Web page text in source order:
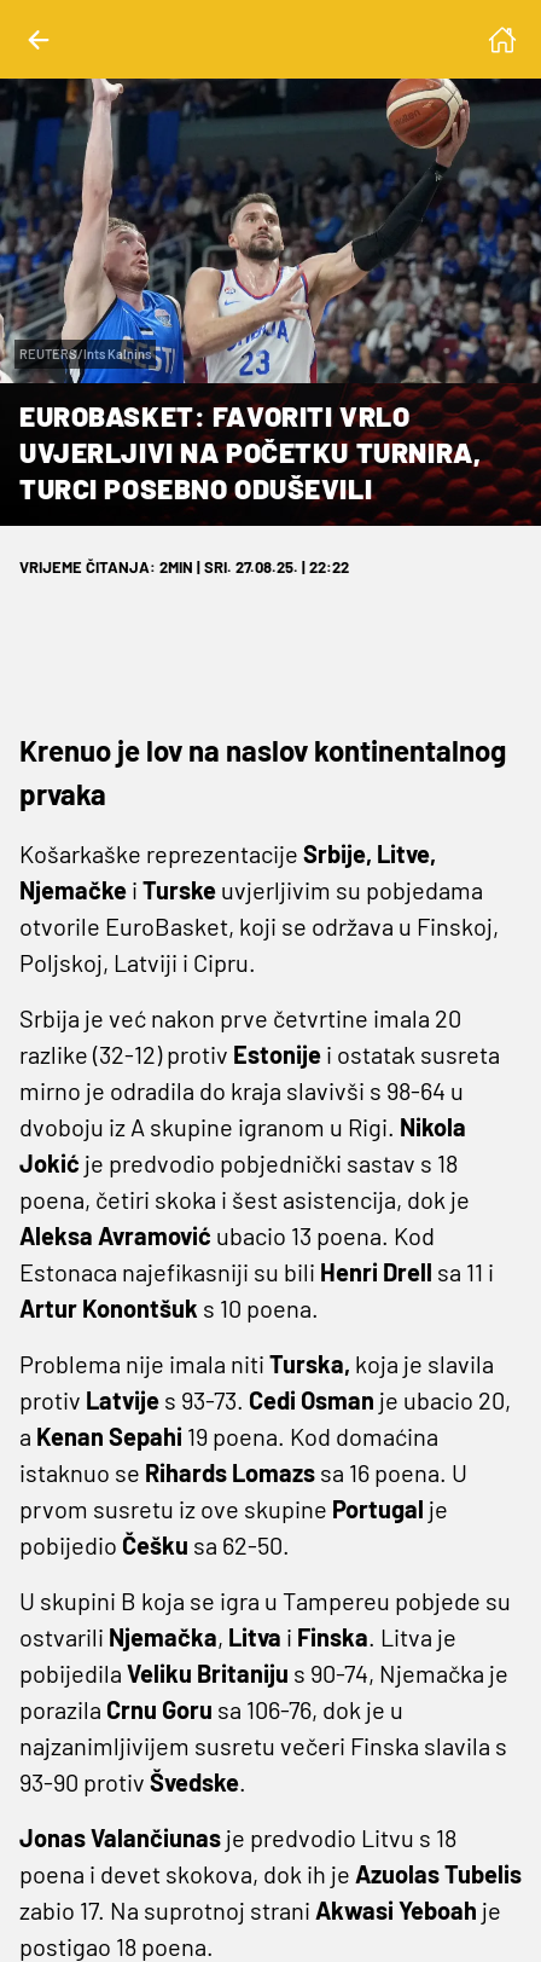
REUTERS/Ints Kalnins
EUROBASKET: FAVORITI VRLO
UVJERLJIVI NA POČETKU TURNIRA,
TURCI POSEBNO ODUŠEVILI
VRIJEME ČITANJA: 2MIN | SRI. 27.08.25. | 22:22
Krenuo je lov na naslov kontinentalnog
prvaka
Košarkaške reprezentacije Srbije, Litve,
Njemačke i Turske uvjerljivim su pobjedama
otvorile EuroBasket, koji se održava u Finskoj,
Poljskoj, Latviji i Cipru.
Srbija je već nakon prve četvrtine imala 20
razlike (32-12) protiv Estonije i ostatak susreta
mirno je odradila do kraja slavivši s 98-64 u
dvoboju iz A skupine igranom u Rigi. Nikola
Jokić je predvodio pobjednički sastav s 18
poena, četiri skoka i šest asistencija, dok je
Aleksa Avramović ubacio 13 poena. Kod
Estonaca najefikasniji su bili Henri Drell sa 11 i
Artur Konontšuk s 10 poena.
Problema nije imala niti Turska, koja je slavila
protiv Latvije s 93-73. Cedi Osman je ubacio 20,
a Kenan Sepahi 19 poena. Kod domaćina
istaknuo se Rihards Lomazs sa 16 poena. U
prvom susretu iz ove skupine Portugal je
pobijedio Češku sa 62-50.
U skupini B koja se igra u Tampereu pobjede su
ostvarili Njemačka, Litva i Finska. Litva je
pobijedila Veliku Britaniju s 90-74, Njemačka je
porazila Crnu Goru sa 106-76, dok je u
najzanimljivijem susretu večeri Finska slavila s
93-90 protiv Švedske.
Jonas Valančiunas je predvodio Litvu s 18
poena i devet skokova, dok ih je Azuolas Tubelis
zabio 17. Na suprotnoj strani Akwasi Yeboah je
postigao 18 poena.